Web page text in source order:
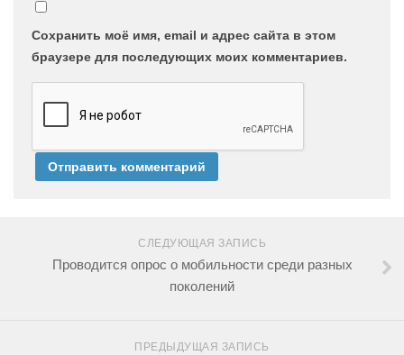
Сохранить моё имя, email и адрес сайта в этом
браузере для последующих моих комментариев.
СЛЕДУЮЩАЯ ЗАПИСЬ
Проводится опрос о мобильности среди разных
поколений
ПРЕДЫДУЩАЯ ЗАПИСЬ